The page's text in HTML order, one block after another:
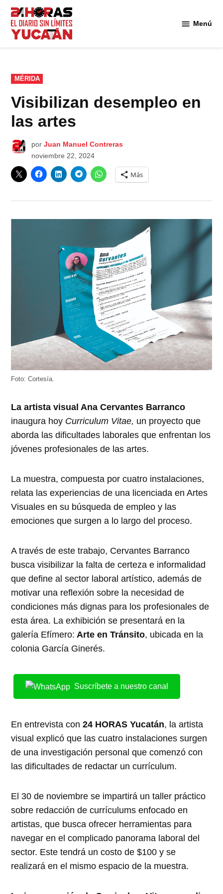
Saltar
contenido
Menú
PUBLICADO
EN
MÉRIDA
Visibilizan desempleo en
las artes
por Juan Manuel Contreras
noviembre 22, 2024
Más
Foto: Cortesía.
La artista visual Ana Cervantes Barranco
inaugura hoy Curriculum Vitae, un proyecto que
aborda las dificultades laborales que enfrentan los
jóvenes profesionales de las artes.
La muestra, compuesta por cuatro instalaciones,
relata las experiencias de una licenciada en Artes
Visuales en su búsqueda de empleo y las
emociones que surgen a lo largo del proceso.
A través de este trabajo, Cervantes Barranco
busca visibilizar la falta de certeza e informalidad
que define al sector laboral artístico, además de
motivar una reflexión sobre la necesidad de
condiciones más dignas para los profesionales de
esta área. La exhibición se presentará en la
galería Efímero: Arte en Tránsito, ubicada en la
colonia García Ginerés.
Suscríbete a nuestro canal
En entrevista con24 HORAS Yucatán, la artista
visual explicó que las cuatro instalaciones surgen
de una investigación personal que comenzó con
las dificultades de redactar un currículum.
El 30 de noviembre se impartirá un taller práctico
sobre redacción de currículums enfocado en
artistas, que busca ofrecer herramientas para
navegar en el complicado panorama laboral del
sector. Este tendrá un costo de $100 y se
realizará en el mismo espacio de la muestra.